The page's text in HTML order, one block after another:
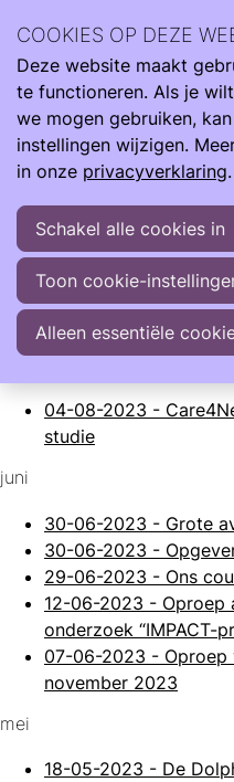
Archief 2023
Archief > 2023
november
11-11-2023-
ondersteunen van de
oktober
23-10-2023 -
Help
van een keuzehulp
Necrotiserende
04-08-2023 -
studie
juni
30-06-2023 - Grote
30-06-2023 -
29-06-2023 - Ons
12-06-2023 - Oproep
onderzoek “IMPACT-
07-06-2023 - Oproep
november 2023
mei
18-05-2023 - De
COOKIES OP DEZE
Deze website maakt
te functioneren. Als je
we mogen gebruiken,
instellingen wijzigen.
in onze privacyverklaring.
Schakel alle cookies in
Toon cookie-
Alleen essentiële